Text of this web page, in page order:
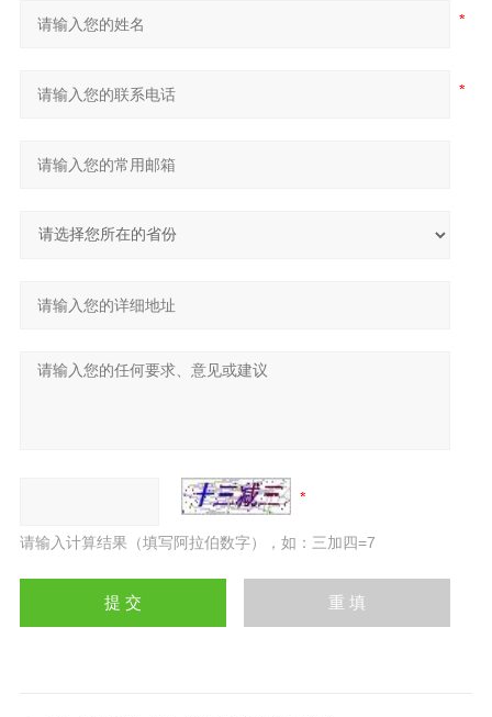
请输入计算结果（填写阿拉伯数字），如：三加四=7